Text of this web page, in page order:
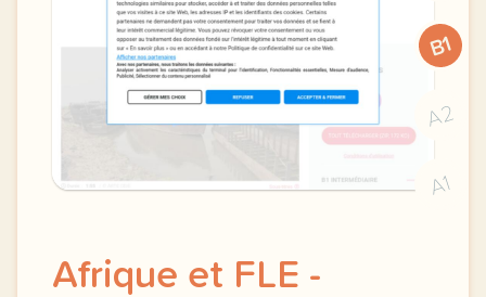
B1
A2
A1
Afrique et FLE -